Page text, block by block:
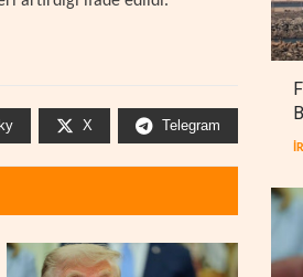
X Telegram